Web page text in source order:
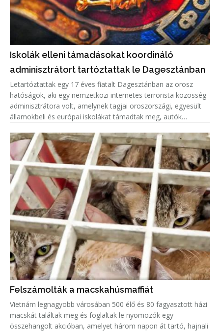
Iskolák elleni támadásokat koordináló
adminisztrátort tartóztattak le Dagesztánban
Letartóztattak egy 17 éves fiatalt Dagesztánban az orosz
hatóságok, aki egy nemzetközi internetes terrorista közösség
adminisztrátora volt, amelynek tagjai oroszországi, egyesült
államokbeli és európai iskolákat támadtak meg, autók
Felszámolták a macskahúsmaffiát
Vietnám legnagyobb városában 500 élő és 80 fagyasztott házi
macskát találtak meg és foglaltak le nyomozók egy
összehangolt akcióban, amelyet három napon át tartó, hajnali